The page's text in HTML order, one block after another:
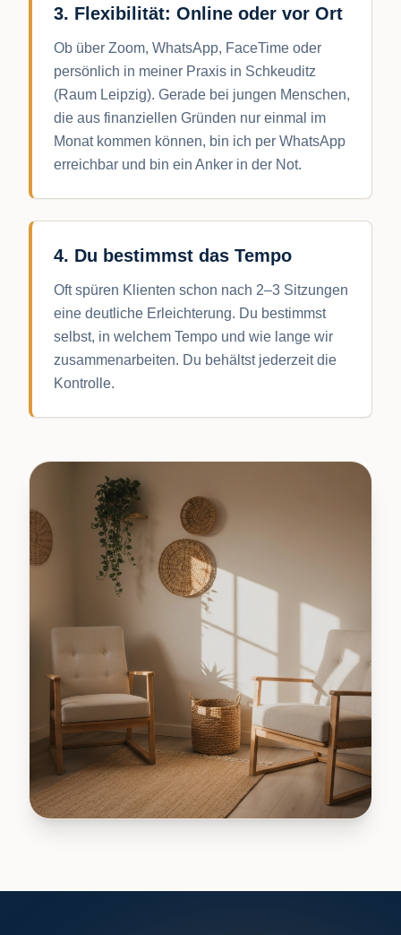
3. Flexibilität: Online oder vor Ort
Ob über Zoom, WhatsApp, FaceTime oder
persönlich in meiner Praxis in Schkeuditz
(Raum Leipzig). Gerade bei jungen Menschen,
die aus finanziellen Gründen nur einmal im
Monat kommen können, bin ich per WhatsApp
erreichbar und bin ein Anker in der Not.
4. Du bestimmst das Tempo
Oft spüren Klienten schon nach 2–3 Sitzungen
eine deutliche Erleichterung. Du bestimmst
selbst, in welchem Tempo und wie lange wir
zusammenarbeiten. Du behältst jederzeit die
Kontrolle.